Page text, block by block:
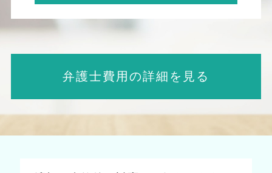
弁護士費用の詳細を見る